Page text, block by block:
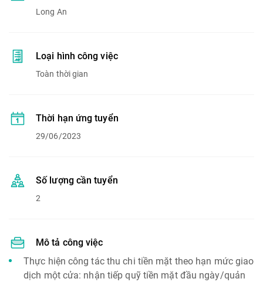
Long An
Loại hình công việc
Toàn thời gian
Thời hạn ứng tuyển
29/06/2023
Số lượng cần tuyển
2
Mô tả công việc
Thực hiện công tác thu chi tiền mặt theo hạn mức giao
dịch một cửa: nhận tiếp quỹ tiền mặt đầu ngày/quản